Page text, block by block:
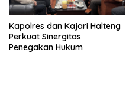
Kapolres dan Kajari Halteng
Perkuat Sinergitas
Penegakan Hukum